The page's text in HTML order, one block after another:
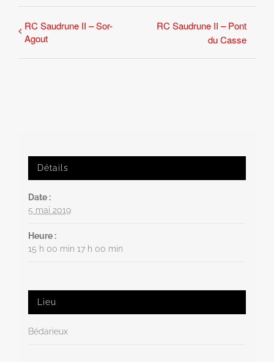
RC Saudrune II – Sor-
Agout
RC Saudrune II – Pont
du Casse
Détails
Date :
5 mai 2019
Heure :
15 h 00 min 17 h 00 min
Lieu
Bédarieux